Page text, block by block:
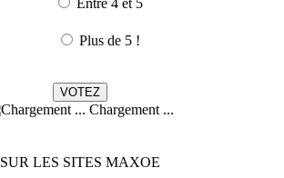
Plus de 5 !
Chargement ...
SUR LES SITES MAXOE